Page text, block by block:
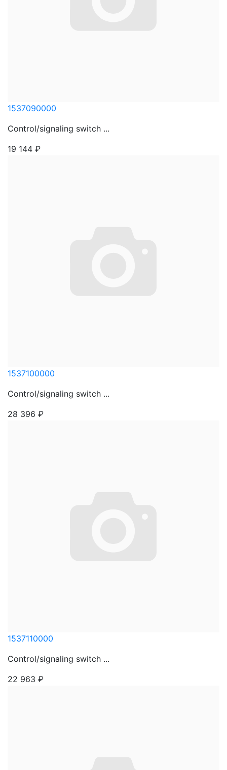
1537090000
Control/signaling switch ...
19 144 ₽
1537100000
Control/signaling switch ...
28 396 ₽
1537110000
Control/signaling switch ...
22 963 ₽